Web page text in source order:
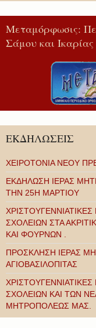
Μεταμόρφωσις:
Σάμου και Ικαρίας
ΕΚΔΗΛΩΣΕΙΣ
ΧΕΙΡΟΤΟΝΙΑ ΝΕΟΥ
ΕΚΔΗΛΩΣΗ ΙΕΡΑΣ
ΤΗΝ 25Η ΜΑΡΤΙΟΥ
ΣΧΟΛΕΙΩΝ ΣΤΑ
ΚΑΙ ΦΟΥΡΝΩΝ .
ΠΡΟΣΚΛΗΣΗ ΙΕΡΑΣ
ΑΓΙΟΒΑΣΙΛΟΠΙΤΑΣ
ΣΧΟΛΕΙΩΝ ΚΑΙ ΤΩΝ
ΜΗΤΡΟΠΟΛΕΩΣ ΜΑΣ.